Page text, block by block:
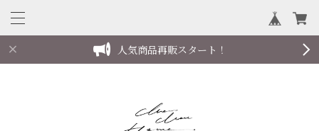
人気商品再販スタート！